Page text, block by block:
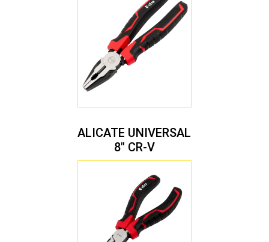
ALICATE UNIVERSAL
8″ CR-V